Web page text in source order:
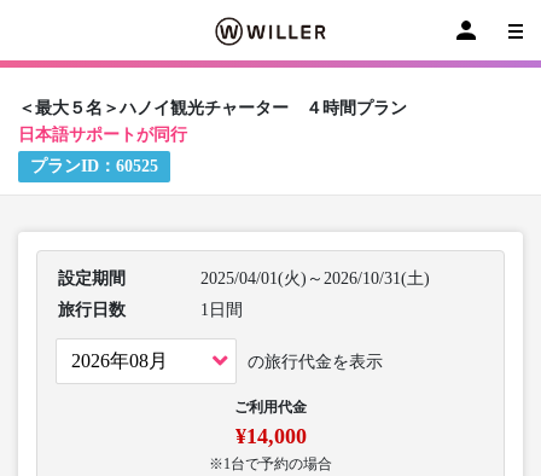
＜最大５名＞ハノイ観光チャーター ４時間プラン
日本語サポートが同行
プランID： 60525
設定期間
2025/04/01(火)～2026/10/31(土)
旅行日数
1日間
の旅行代金を表示
ご利用代金
¥14,000
※1台で予約の場合